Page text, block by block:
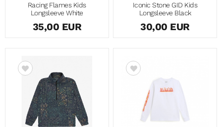
Racing Flames Kids
Longsleeve White
35,00 EUR
Iconic Stone GID Kids
Longsleeve Black
30,00 EUR